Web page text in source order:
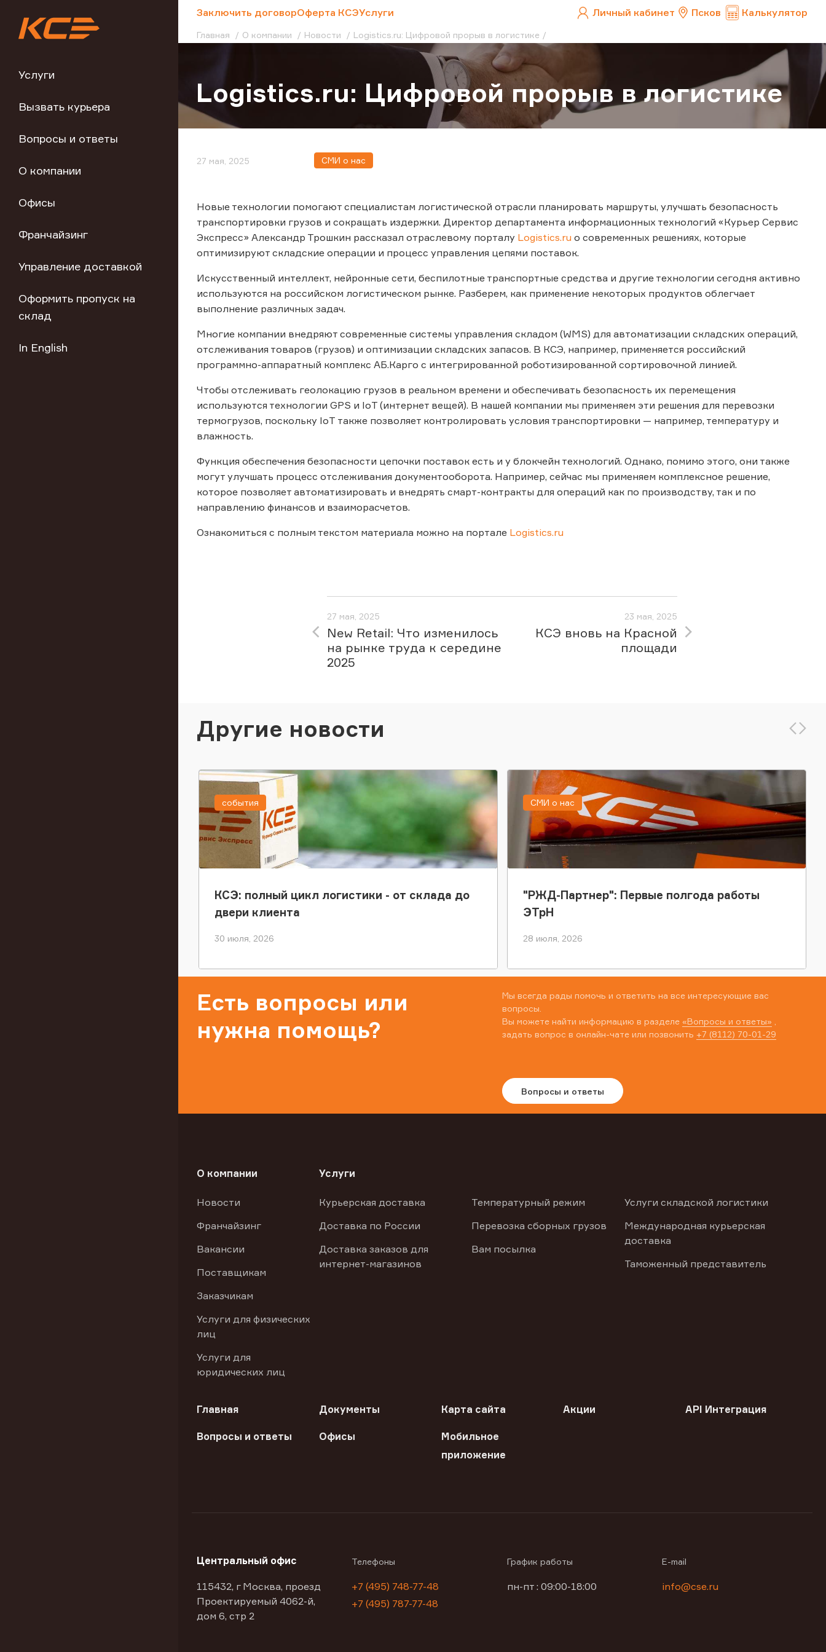
Услуги
Вызвать курьера
Вопросы и ответы
О компании
Офисы
Франчайзинг
Управление доставкой
Оформить пропуск на
склад
In English
Заключить договорОферта КСЭУслуги Личный кабинет Псков Калькулятор
Главная О компании Новости Logistics.ru: Цифровой прорыв в логистике
Logistics.ru: Цифровой прорыв в логистике
27 мая, 2025 СМИ о нас
Новые технологии помогают специалистам логистической отрасли планировать маршруты, улучшать безопасность
транспортировки грузов и сокращать издержки. Директор департамента информационных технологий «Курьер Сервис
Экспресс» Александр Трошкин рассказал отраслевому порталу Logistics.ru о современных решениях, которые
оптимизируют складские операции и процесс управления цепями поставок.
Искусственный интеллект, нейронные сети, беспилотные транспортные средства и другие технологии сегодня активно
используются на российском логистическом рынке. Разберем, как применение некоторых продуктов облегчает
выполнение различных задач.
Многие компании внедряют современные системы управления складом (WMS) для автоматизации складских операций,
отслеживания товаров (грузов) и оптимизации складских запасов. В КСЭ, например, применяется российский
программно-аппаратный комплекс АБ.Карго с интегрированной роботизированной сортировочной линией.
Чтобы отслеживать геолокацию грузов в реальном времени и обеспечивать безопасность их перемещения
используются технологии GPS и IoT (интернет вещей). В нашей компании мы применяем эти решения для перевозки
термогрузов, поскольку IoT также позволяет контролировать условия транспортировки — например, температуру и
влажность.
Функция обеспечения безопасности цепочки поставок есть и у блокчейн технологий. Однако, помимо этого, они также
могут улучшать процесс отслеживания документооборота. Например, сейчас мы применяем комплексное решение,
которое позволяет автоматизировать и внедрять смарт-контракты для операций как по производству, так и по
направлению финансов и взаиморасчетов.
Ознакомиться с полным текстом материала можно на портале Logistics.ru
27 мая, 2025
New Retail: Что изменилось
на рынке труда к середине
2025
23 мая, 2025
КСЭ вновь на Красной
площади
Другие новости
КСЭ: полный цикл логистики - от склада до
двери клиента
30 июля, 2026
события
"РЖД-Партнер": Первые полгода работы
ЭТрН
28 июля, 2026
СМИ о нас
Есть вопросы или
нужна помощь?
Мы всегда рады помочь и ответить на все интересующие вас
вопросы.
Вы можете найти информацию в разделе «Вопросы и ответы»
задать вопрос в онлайн-чате или позвонить +7 (8112) 70-01-29
Вопросы и ответы
О компании
Новости
Франчайзинг
Вакансии
Поставщикам
Заказчикам
Услуги для физических
лиц
Услуги для
юридических лиц
Услуги
Курьерская доставка
Доставка по России
Доставка заказов для
интернет-магазинов
Температурный режим
Перевозка сборных грузов
Вам посылка
Услуги складской логистики
Международная курьерская
доставка
Таможенный представитель
Главная Документы Карта сайта Акции API Интеграция
Вопросы и ответы Офисы
Мобильное
приложение
Центральный офис
115432, г Москва, проезд
Проектируемый 4062-й,
дом 6, стр 2
Телефоны
+7 (495) 748-77-48
+7 (495) 787-77-48
График работы
пн-пт : 09:00-18:00
E-mail
info@cse.ru